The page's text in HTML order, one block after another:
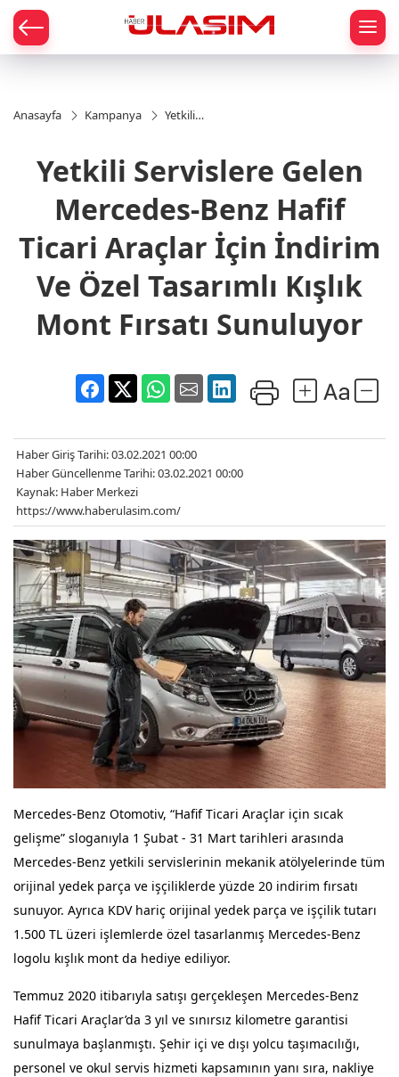
Anasayfa Kampanya
Yetkili
Mercedes-
Benz Hafif
Araçlar
İndirim Ve
Özel
Kışlık
Fırsatı
Sunuluyor
Yetkili Servislere Gelen
Mercedes-Benz Hafif
Ticari Araçlar İçin İndirim
Ve Özel Tasarımlı Kışlık
Mont Fırsatı Sunuluyor
Haber Giriş Tarihi: 03.02.2021 00:00
Haber Güncellenme Tarihi: 03.02.2021 00:00
Kaynak: Haber Merkezi
https://www.haberulasim.com/
Mercedes-Benz Otomotiv, “Hafif Ticari Araçlar için sıcak
gelişme” sloganıyla 1 Şubat - 31 Mart tarihleri arasında
Mercedes-Benz yetkili servislerinin mekanik atölyelerinde tüm
orijinal yedek parça ve işçiliklerde yüzde 20 indirim fırsatı
sunuyor. Ayrıca KDV hariç orijinal yedek parça ve işçilik tutarı
1.500 TL üzeri işlemlerde özel tasarlanmış Mercedes-Benz
logolu kışlık mont da hediye ediliyor.
Temmuz 2020 itibarıyla satışı gerçekleşen Mercedes-Benz
Hafif Ticari Araçlar’da 3 yıl ve sınırsız kilometre garantisi
sunulmaya başlanmıştı. Şehir içi ve dışı yolcu taşımacılığı,
personel ve okul servis hizmeti kapsamının yanı sıra, nakliye